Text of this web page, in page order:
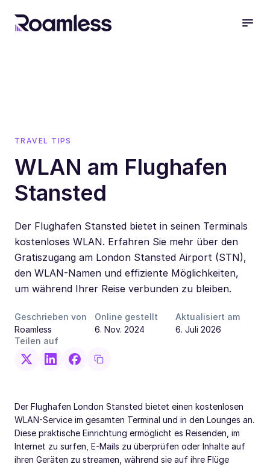
TRAVEL TIPS
WLAN am Flughafen
Stansted
Der Flughafen Stansted bietet in seinen Terminals
kostenloses WLAN. Erfahren Sie mehr über den
Gratiszugang am London Stansted Airport (STN),
den WLAN-Namen und effiziente Möglichkeiten,
um während Ihrer Reise verbunden zu bleiben.
Geschrieben von
Roamless
Online gestellt
6. Nov. 2024
Aktualisiert am
6. Juli 2026
Teilen auf
Der Flughafen London Stansted bietet einen kostenlosen
WLAN-Service im gesamten Terminal und in den Lounges an.
Diese praktische Einrichtung ermöglicht es Reisenden, im
Internet zu surfen, E-Mails zu überprüfen oder Inhalte auf
ihren Geräten zu streamen, während sie auf ihre Flüge